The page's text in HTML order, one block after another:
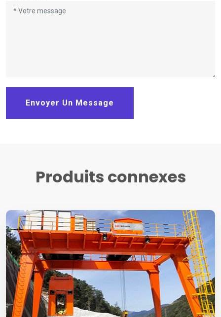
Envoyer Un Message
Produits connexes